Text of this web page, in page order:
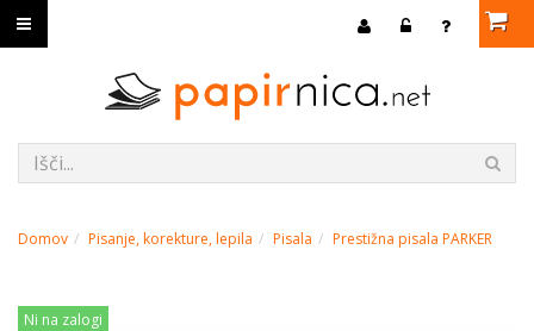
Domov Pisanje, korekture, lepila Pisala Prestižna pisala PARKER
Ni na zalogi